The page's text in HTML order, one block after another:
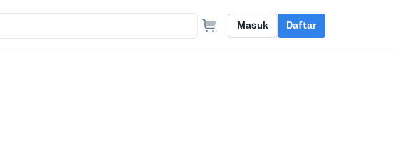
Masuk Daftar